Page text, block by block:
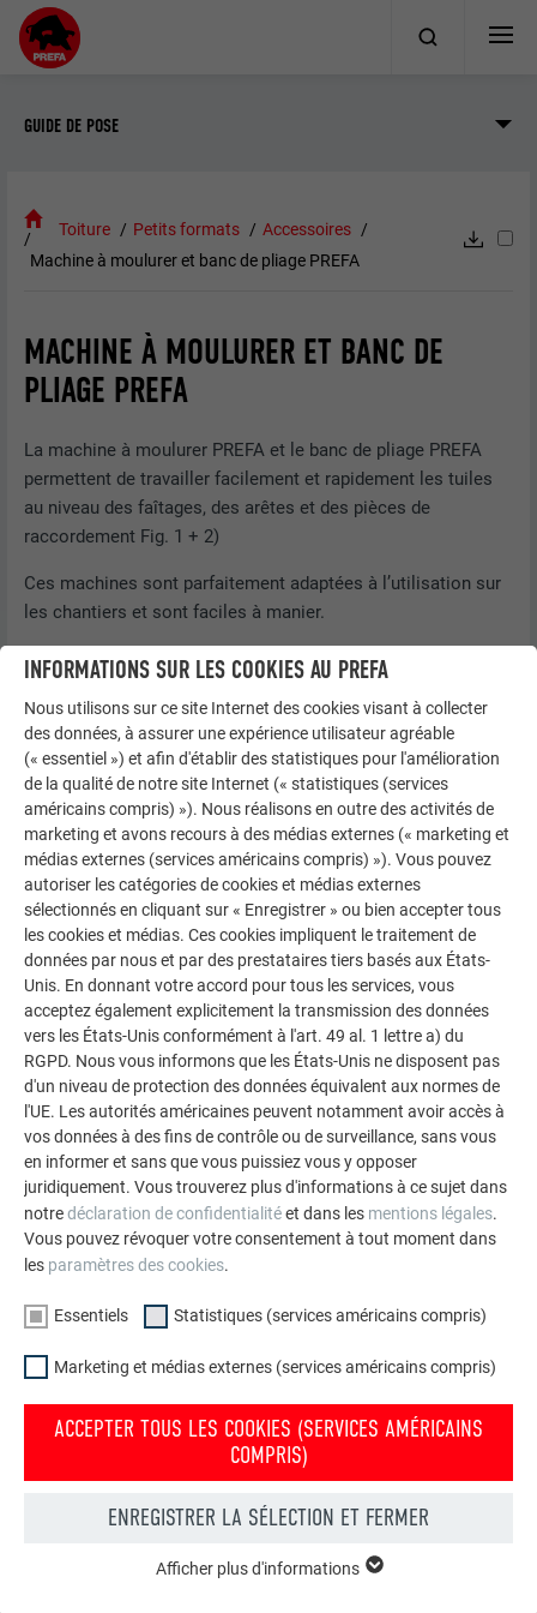
GUIDE DE POSE
Toiture Petits formats
Accessoires
Machine à moulurer et banc de pliage PREFA
MACHINE À MOULURER ET BANC DE
PLIAGE PREFA
La machine à moulurer PREFA et le banc de pliage PREFA
permettent de travailler facilement et rapidement les tuiles
au niveau des faîtages, des arêtes et des pièces de
raccordement Fig. 1 + 2)
Ces machines sont parfaitement adaptées à l’utilisation sur
les chantiers et sont faciles à manier.
INFORMATIONS SUR LES COOKIES AU PREFA
Nous utilisons sur ce site Internet des cookies visant à collecter
des données, à assurer une expérience utilisateur agréable
(« essentiel ») et afin d'établir des statistiques pour l'amélioration
de la qualité de notre site Internet (« statistiques (services
américains compris) »). Nous réalisons en outre des activités de
marketing et avons recours à des médias externes (« marketing et
médias externes (services américains compris) »). Vous pouvez
autoriser les catégories de cookies et médias externes
sélectionnés en cliquant sur « Enregistrer » ou bien accepter tous
les cookies et médias. Ces cookies impliquent le traitement de
données par nous et par des prestataires tiers basés aux États-
Unis. En donnant votre accord pour tous les services, vous
acceptez également explicitement la transmission des données
vers les États-Unis conformément à l'art. 49 al. 1 lettre a) du
RGPD. Nous vous informons que les États-Unis ne disposent pas
d'un niveau de protection des données équivalent aux normes de
l'UE. Les autorités américaines peuvent notamment avoir accès à
vos données à des fins de contrôle ou de surveillance, sans vous
en informer et sans que vous puissiez vous y opposer
juridiquement. Vous trouverez plus d'informations à ce sujet dans
notredéclaration de confidentialitéet dans les mentions légales.
Vous pouvez révoquer votre consentement à tout moment dans
les paramètres des cookies.
Essentiels Statistiques (services américains compris)
Marketing et médias externes (services américains compris)
ACCEPTER TOUS LES COOKIES (SERVICES AMÉRICAINS
COMPRIS)
ENREGISTRER LA SÉLECTION ET FERMER
Afficher plus d'informations